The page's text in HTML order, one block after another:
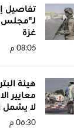
تفاصيل
لـ"مجلس
غزة
08:05 م
هيئة
معايير
لا يشمل
06:30 م